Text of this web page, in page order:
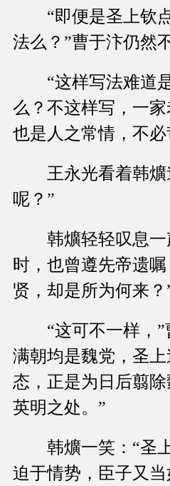
“即便是圣上钦点
法么？”曹于汴仍然
“这样写法难道是
么？不这样写，一
也是人之常情，不必
王永光看着韩爌
呢？”
韩爌轻轻叹息一
时，也曾遵先帝遗
贤，却是所为何来？
“这可不一样，”
满朝均是魏党，圣
态，正是为日后翦
英明之处。”
韩爌一笑：“圣上
迫于情势，臣子又